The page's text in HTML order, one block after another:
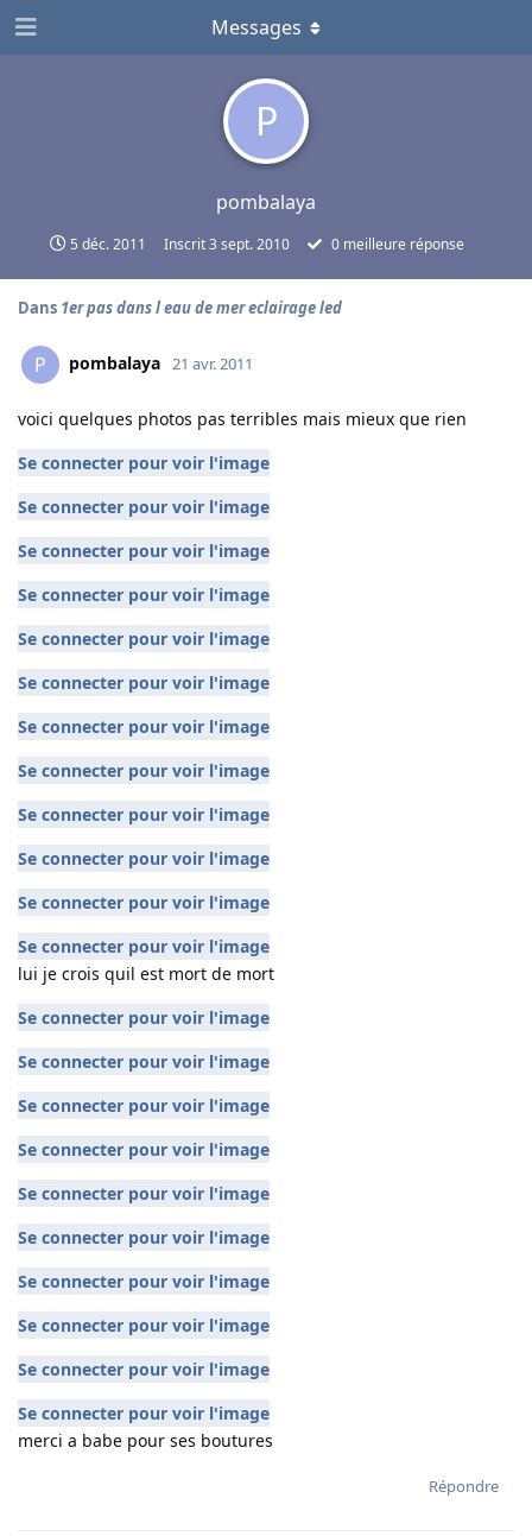
P
pombalaya
5 déc. 2011 Inscrit3 sept. 2010 0 meilleure réponse
Messages
Dans 1er pas dans l eau de mer eclairage led
P pombalaya 21 avr. 2011
voici quelques photos pas terribles mais mieux que rien
Se connecter pour voir l'image
Se connecter pour voir l'image
Se connecter pour voir l'image
Se connecter pour voir l'image
Se connecter pour voir l'image
Se connecter pour voir l'image
Se connecter pour voir l'image
Se connecter pour voir l'image
Se connecter pour voir l'image
Se connecter pour voir l'image
Se connecter pour voir l'image
Se connecter pour voir l'image
lui je crois quil est mort de mort
Se connecter pour voir l'image
Se connecter pour voir l'image
Se connecter pour voir l'image
Se connecter pour voir l'image
Se connecter pour voir l'image
Se connecter pour voir l'image
Se connecter pour voir l'image
Se connecter pour voir l'image
Se connecter pour voir l'image
Se connecter pour voir l'image
merci a babe pour ses boutures
Répondre